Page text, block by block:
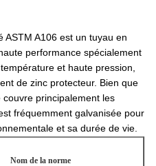
ASTM A106 est un tuyau en
performance spécialement
et haute pression,
de zinc protecteur. Bien que
couvre principalement les
fréquemment galvanisée pour
et sa durée de vie.
Nom de la norme